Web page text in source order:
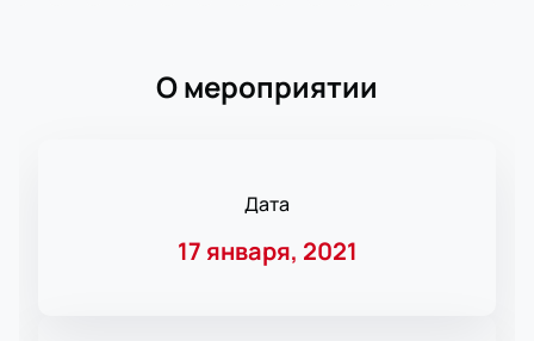
О мероприятии
Дата
17 января, 2021